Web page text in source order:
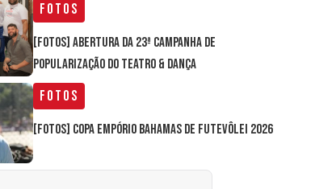
Fotos
[FOTOS] Abertura da 23ª Campanha de
Popularização do Teatro & Dança
Fotos
[FOTOS] Copa Empório Bahamas de Futevôlei 2026